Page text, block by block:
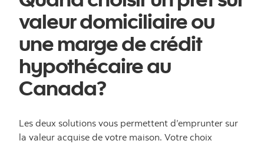
valeur domiciliaire ou
une marge de crédit
hypothécaire au
Canada?
Les deux solutions vous permettent d’emprunter sur
la valeur acquise de votre maison. Votre choix